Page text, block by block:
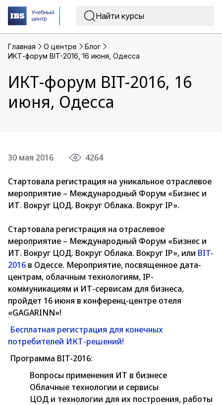
Главная O центре
Блог
ИКТ-форум BIT-2016, 16 июня, Одесса
ИКТ-форум BIT-2016, 16
июня, Одесса
30 мая 2016 4264
Стартовала регистрация на уникальное отраслевое
мероприятие – Международный Форум «Бизнес и
ИТ. Вокруг ЦОД. Вокруг Облака. Вокруг IP».
Стартовала регистрация на отраслевое
мероприятие – Международный Форум «Бизнес и
ИТ. Вокруг ЦОД. Вокруг Облака. Вокруг IP», или BIT-
2016 в Одессе. Мероприятие, посвященное дата-
центрам, облачным технологиям, IP-
коммуникациям и ИТ-сервисам для бизнеса,
пройдет 16 июня в конференц-центре отеля
«GAGARINN»!
Бесплатная регистрация для конечных
потребителей ИКТ-решений!
Программа BIT-2016:
Вопросы применения ИТ в бизнесе
Облачные технологии и сервисы
ЦОД и технологии для их построения, работы